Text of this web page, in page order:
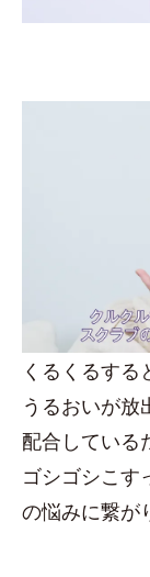
くるくるする
うるおいが放
配合している
ゴシゴシこす
の悩みに繋が